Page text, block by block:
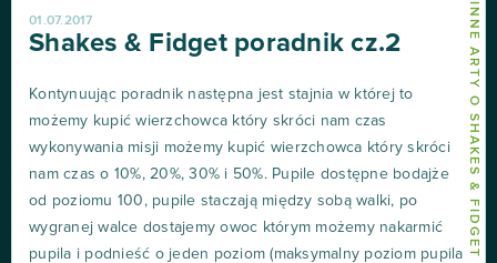
INNE ARTY O SHAKES & FIDGET
01.07.2017
Shakes & Fidget poradnik cz.2
Kontynuując poradnik następna jest stajnia w której to
możemy kupić wierzchowca który skróci nam czas
wykonywania misji możemy kupić wierzchowca który skróci
nam czas o 10%, 20%, 30% i 50%. Pupile dostępne bodajże
od poziomu 100, pupile staczają między sobą walki, po
wygranej walce dostajemy owoc którym możemy nakarmić
pupila i podnieść o jeden poziom (maksymalny poziom pupila